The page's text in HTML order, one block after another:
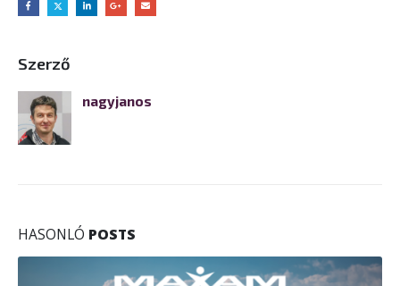
Szerző
nagyjanos
HASONLÓ POSTS